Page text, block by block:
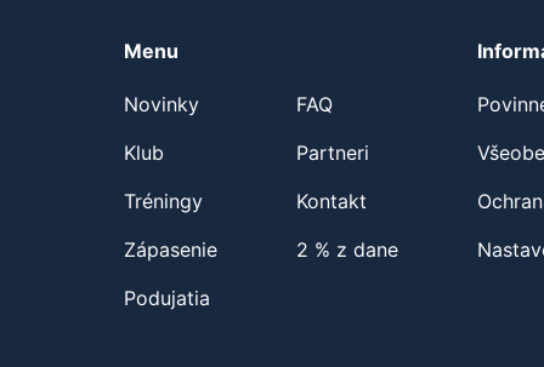
Menu
Novinky
Klub
Tréningy
Zápasenie
Podujatia
FAQ
Partneri
Kontakt
2 % z dane